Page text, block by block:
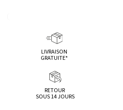
LIVRAISON
GRATUITE*
RETOUR
SOUS 14 JOURS